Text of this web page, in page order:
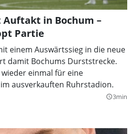
in Bochum –
Partie
einem Auswärtssieg in die neue
damit Bochums Durststrecke.
einmal für eine
ausverkauften Ruhrstadion.
query_builder3min